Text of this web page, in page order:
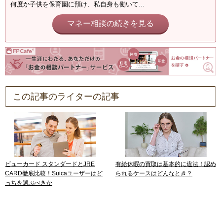
何度か子供を保育園に預け、私自身も働いて...
マネー相談の続きを見る
この記事のライターの記事
ビューカード スタンダードとJRE
CARD徹底比較！Suicaユーザーはど
っちを選ぶべきか
有給休暇の買取は基本的に違法！認め
られるケースはどんなとき？